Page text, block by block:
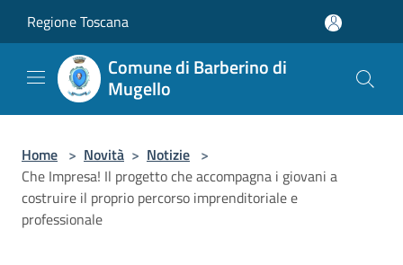
Regione Toscana
Comune di Barberino di
Mugello
Home > Novità > Notizie >
Che Impresa! Il progetto che accompagna i giovani a
costruire il proprio percorso imprenditoriale e
professionale